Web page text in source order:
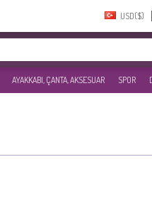
USD($)‎
AYAKKABI, ÇANTA, AKSESUAR SPOR